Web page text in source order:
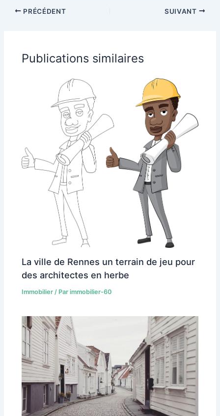
vous ?
PRÉCÉDENT SUIVANT
Publications similaires
La ville de Rennes un terrain de jeu pour
des architectes en herbe
Immobilier / Parimmobilier-60